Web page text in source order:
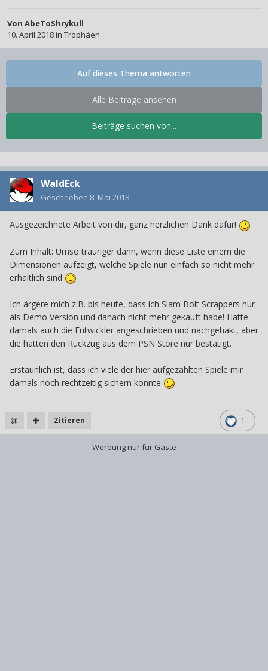
Von AbeToShrykull
10. April 2018in Trophäen
Beiträge suchen von...
Alle Beiträge ansehen
Auf dieses Thema antworten
WaldEck
Geschrieben 8. Mai 2018
Ausgezeichnete Arbeit von dir, ganz herzlichen Dank dafür!
Zum Inhalt: Umso trauriger dann, wenn diese Liste einem die
Dimensionen aufzeigt, welche Spiele nun einfach so nicht mehr
erhältlich sind
Ich ärgere mich z.B. bis heute, dass ich Slam Bolt Scrappers nur
als Demo Version und danach nicht mehr gekauft habe! Hatte
damals auch die Entwickler angeschrieben und nachgehakt, aber
die hatten den Rückzug aus dem PSN Store nur bestätigt.
Erstaunlich ist, dass ich viele der hier aufgezählten Spiele mir
damals noch rechtzeitig sichern konnte
1
Zitieren
- Werbung nur für Gäste -